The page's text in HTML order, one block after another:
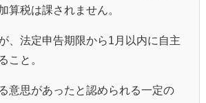
算税は課されません。
、法定申告期限から1月以内に自主
こと。
意思があったと認められる一定の